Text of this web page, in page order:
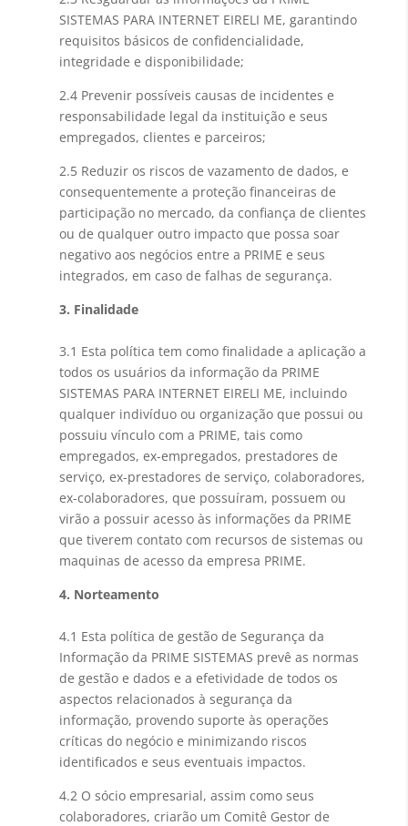
SISTEMAS PARA INTERNET EIRELI ME, garantindo
requisitos básicos de confidencialidade,
integridade e disponibilidade;
2.4 Prevenir possíveis causas de incidentes e
responsabilidade legal da instituição e seus
empregados, clientes e parceiros;
2.5 Reduzir os riscos de vazamento de dados, e
consequentemente a proteção financeiras de
participação no mercado, da confiança de clientes
ou de qualquer outro impacto que possa soar
negativo aos negócios entre a PRIME e seus
integrados, em caso de falhas de segurança.
3. Finalidade
3.1 Esta política tem como finalidade a aplicação a
todos os usuários da informação da PRIME
SISTEMAS PARA INTERNET EIRELI ME, incluindo
qualquer indivíduo ou organização que possui ou
possuiu vínculo com a PRIME, tais como
empregados, ex-empregados, prestadores de
serviço, ex-prestadores de serviço, colaboradores,
ex-colaboradores, que possuíram, possuem ou
virão a possuir acesso às informações da PRIME
que tiverem contato com recursos de sistemas ou
maquinas de acesso da empresa PRIME.
4. Norteamento
4.1 Esta política de gestão de Segurança da
Informação da PRIME SISTEMAS prevê as normas
de gestão e dados e a efetividade de todos os
aspectos relacionados à segurança da
informação, provendo suporte às operações
críticas do negócio e minimizando riscos
identificados e seus eventuais impactos.
4.2 O sócio empresarial, assim como seus
colaboradores, criarão um Comitê Gestor de